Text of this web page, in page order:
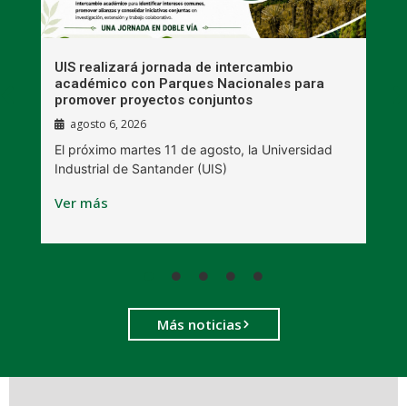
UIS realizará jornada de intercambio
académico con Parques Nacionales para
promover proyectos conjuntos
agosto 6, 2026
El próximo martes 11 de agosto, la Universidad
Industrial de Santander (UIS)
Ver más
Más noticias